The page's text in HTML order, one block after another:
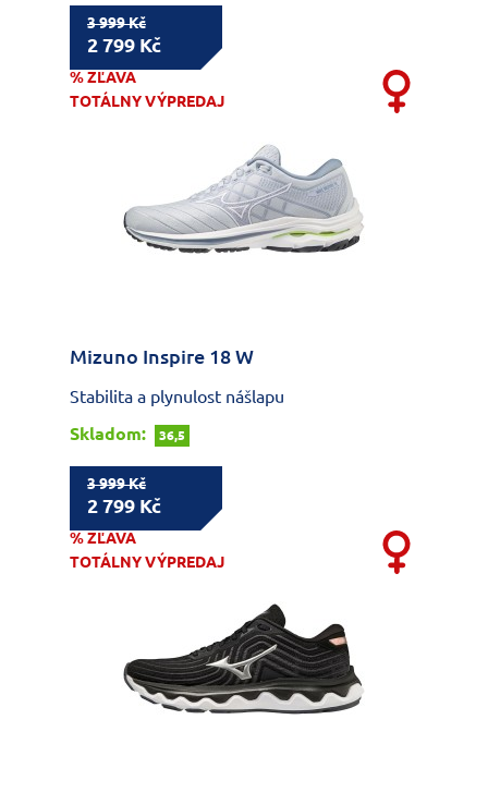
3 999 Kč
2 799 Kč
% ZĽAVA
TOTÁLNY VÝPREDAJ
Mizuno Inspire 18 W
Stabilita a plynulost nášlapu
Skladom:
36,5
3 999 Kč
2 799 Kč
% ZĽAVA
TOTÁLNY VÝPREDAJ